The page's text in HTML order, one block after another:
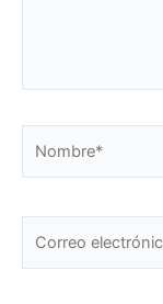
electrónico*